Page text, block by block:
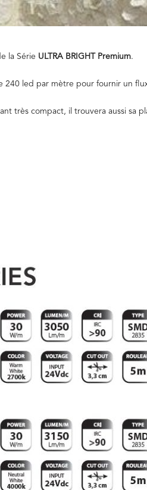
la Série ULTRA BRIGHT Premium.
240 led par mètre pour fournir un
très compact, il trouvera aussi sa